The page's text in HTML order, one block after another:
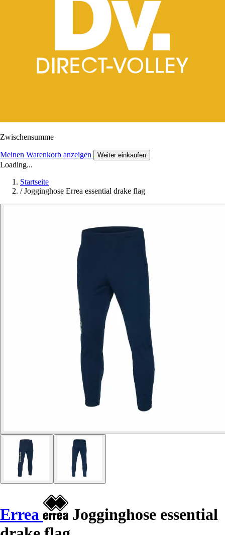
Zwischensumme
Meinen Warenkorb anzeigen Weiter einkaufen
Loading...
Startseite
/ Jogginghose Errea essential drake flag
Errea
Jogginghose essential